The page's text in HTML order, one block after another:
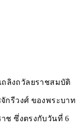
งถวัลยราชสมบัติ
กรีวงศ์ ของพระบาท
ช ซึ่งตรงกับวันที่ 6